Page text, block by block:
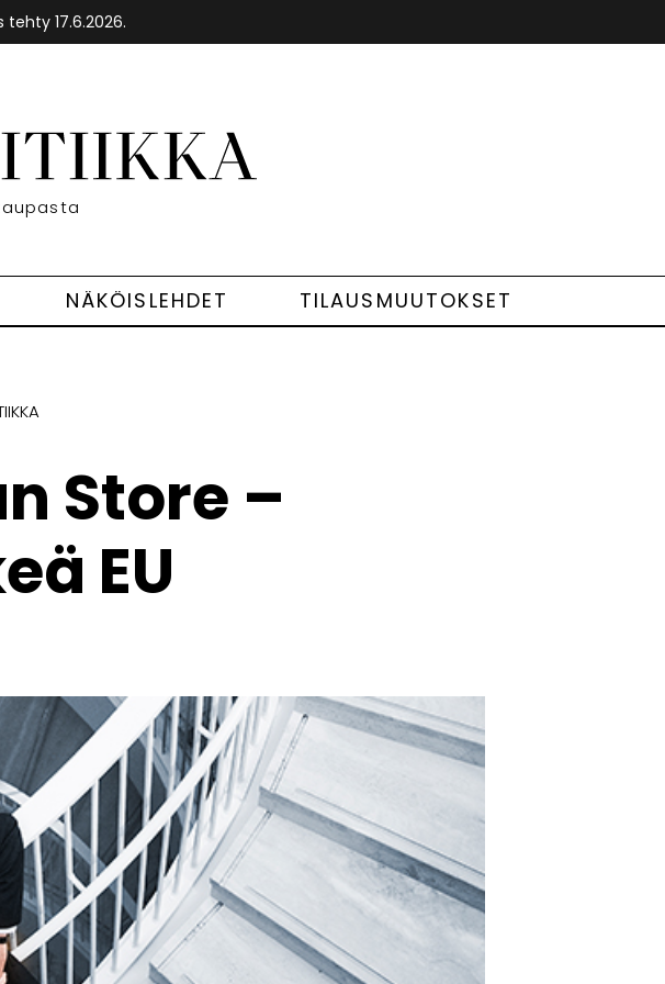
17.6.2026.
NÄKÖISLEHDET TILAUSMUUTOKSET
Store –
EU